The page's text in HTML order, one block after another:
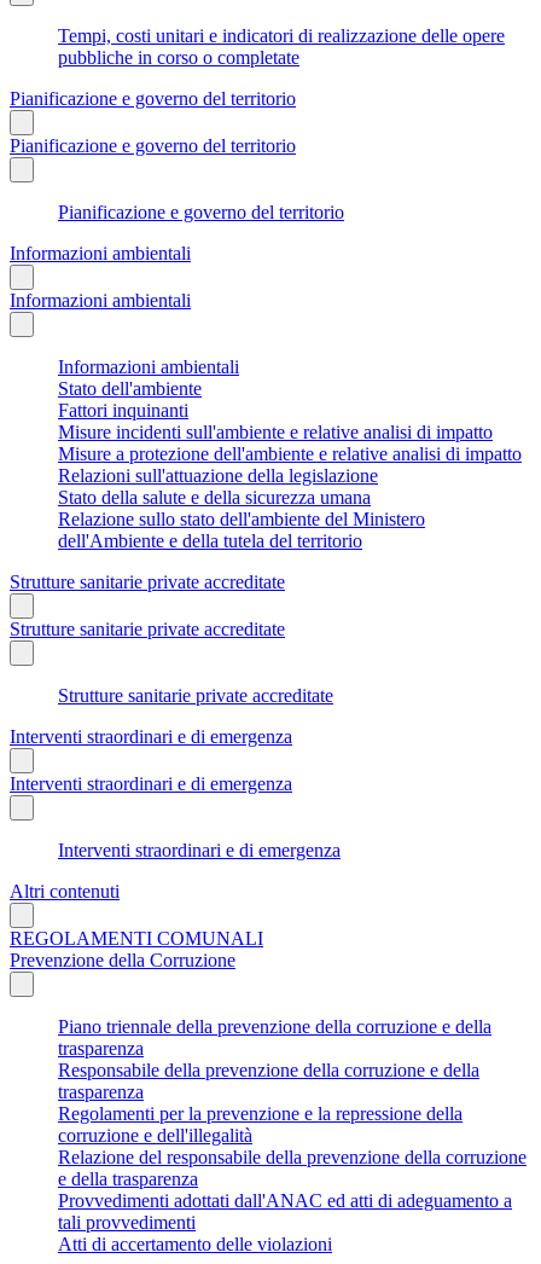
Tempi, costi unitari e indicatori di realizzazione delle opere
pubbliche in corso o completate
Pianificazione e governo del territorio
Pianificazione e governo del territorio
Pianificazione e governo del territorio
Informazioni ambientali
Informazioni ambientali
Informazioni ambientali
Stato dell'ambiente
Fattori inquinanti
Misure incidenti sull'ambiente e relative analisi di impatto
Misure a protezione dell'ambiente e relative analisi di impatto
Relazioni sull'attuazione della legislazione
Stato della salute e della sicurezza umana
Relazione sullo stato dell'ambiente del Ministero
dell'Ambiente e della tutela del territorio
Strutture sanitarie private accreditate
Strutture sanitarie private accreditate
Strutture sanitarie private accreditate
Interventi straordinari e di emergenza
Interventi straordinari e di emergenza
Interventi straordinari e di emergenza
Altri contenuti
REGOLAMENTI COMUNALI
Prevenzione della Corruzione
Piano triennale della prevenzione della corruzione e della
trasparenza
Responsabile della prevenzione della corruzione e della
trasparenza
Regolamenti per la prevenzione e la repressione della
corruzione e dell'illegalità
Relazione del responsabile della prevenzione della corruzione
e della trasparenza
Provvedimenti adottati dall'ANAC ed atti di adeguamento a
tali provvedimenti
Atti di accertamento delle violazioni